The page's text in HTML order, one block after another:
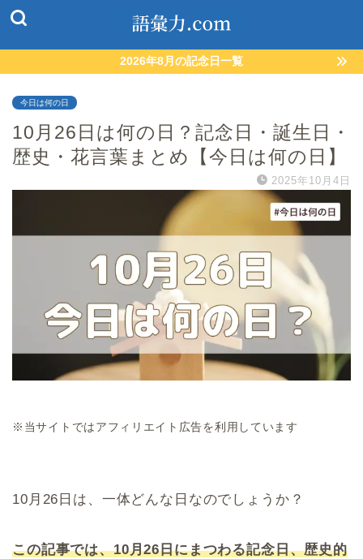
2026年8月の記念日一覧
今日は何の日
10月26日は何の日？記念日・誕生日・
歴史・花言葉まとめ【今日は何の日】
2025年10月4日
※当サイトではアフィリエイト広告を利用しています
10月26日は、一体どんな日なのでしょうか？
この記事では、10月26日にまつわる記念日、歴史的